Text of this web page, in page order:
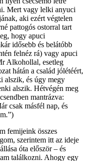
Mert vagy lelki anyuci
aki ezért végtelen
pattogós ostorral tart
hogy apuci
idősebb és belátóbb
felnéz rá) vagy apuci
Alkohollal, esetleg
hátán a család jólétéért,
alszik, és úgy megy
alszik. Hétvégén meg
mantrázva:
csak másfél nap, és
femijeink összes
szerintem itt az ideje
óta először – és
találkozni. Ahogy egy